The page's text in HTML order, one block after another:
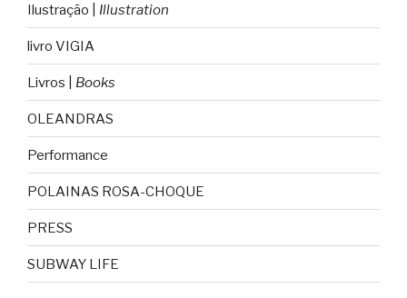
Ilustração | Illustration
livro VIGIA
Livros | Books
OLEANDRAS
Performance
POLAINAS ROSA-CHOQUE
PRESS
SUBWAY LIFE